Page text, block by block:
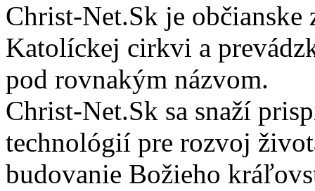
Christ-Net.Sk je
Katolíckej cirkvi a
pod rovnakým názvom.
Christ-Net.Sk sa snaží
technológií pre rozvoj
budovanie Božieho